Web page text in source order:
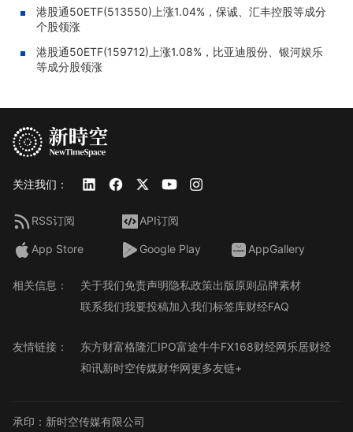
港股通50ETF(513550)上涨1.04%，保诚、汇丰控股等成分
个股领涨
港股通50ETF(159712)上涨1.08%，比亚迪股份、银河娱乐
等成分股领涨
关注我们：
RSS订阅 API订阅
App Store Google Play AppGallery
相关信息： 关于我们免责声明隐私政策出版原则品牌素材
联系我们我要投稿加入我们标签库财经FAQ
友情链接： 东方财富格隆汇IPO富途牛牛FX168财经网乐居财经
和讯新时空传媒财华网更多友链+
承印：新时空传媒有限公司